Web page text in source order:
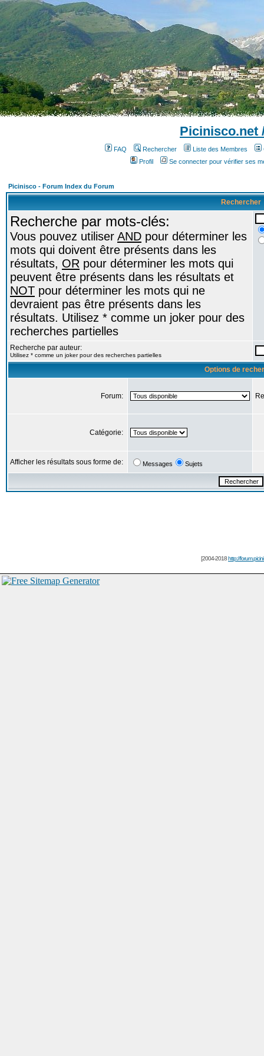
Picinisco.net
FAQ Rechercher Liste des Membres
Profil
Se connecter pour vérifier ses
Picinisco - Forum Index du Forum
Rechercher
Recherche par mots-clés:
Vous pouvez utiliser AND pour déterminer les
mots qui doivent être présents dans les
résultats, OR pour déterminer les mots qui
peuvent être présents dans les résultats et
NOT pour déterminer les mots qui ne
devraient pas être présents dans les
résultats. Utilisez * comme un joker pour des
recherches partielles
Recherche par auteur:
Utilisez * comme un joker pour des recherches partielles
Options de
Forum:
Catégorie:
Afficher les résultats sous forme de: Messages Sujets
[2004-2018http://